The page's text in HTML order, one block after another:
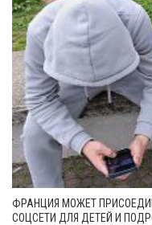
ФРАНЦИЯ МОЖЕТ
СОЦСЕТИ ДЛЯ ДЕТЕЙ И